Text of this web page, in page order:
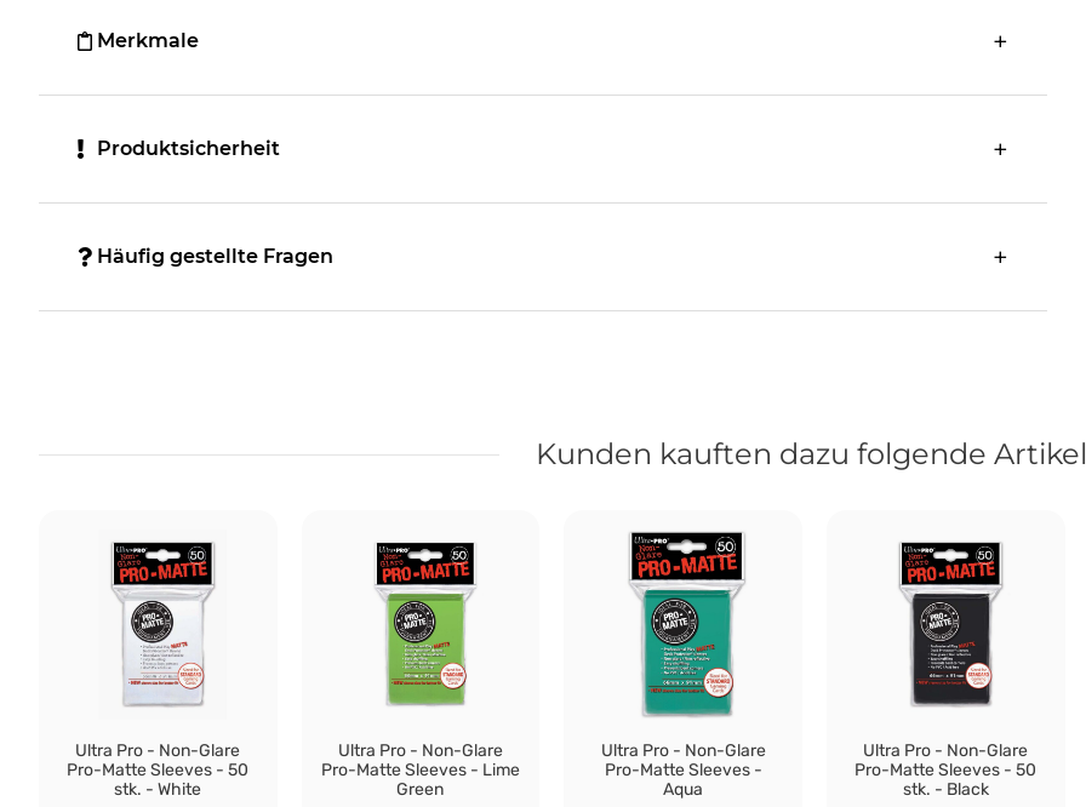
Merkmale
Produktsicherheit
Häufig gestellte Fragen
Kunden kauften dazu folgende
Ultra Pro - Non-Glare
Pro-Matte Sleeves - 50
stk. - White
Ultra Pro - Non-Glare
Pro-Matte Sleeves - Lime
Green
Ultra Pro - Non-Glare
Pro-Matte Sleeves -
Aqua
Ultra Pro - Non-Glare
Pro-Matte Sleeves - 50
stk. - Black